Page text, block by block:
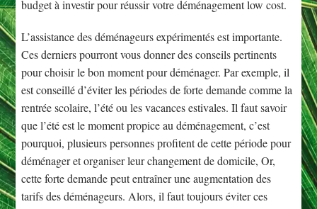
budget à investir pour réussir votre déménagement low cost.
L’assistance des déménageurs expérimentés est importante.
Ces derniers pourront vous donner des conseils pertinents
pour choisir le bon moment pour déménager. Par exemple, il
est conseillé d’éviter les périodes de forte demande comme la
rentrée scolaire, l’été ou les vacances estivales. Il faut savoir
que l’été est le moment propice au déménagement, c’est
pourquoi, plusieurs personnes profitent de cette période pour
déménager et organiser leur changement de domicile, Or,
cette forte demande peut entraîner une augmentation des
tarifs des déménageurs. Alors, il faut toujours éviter ces